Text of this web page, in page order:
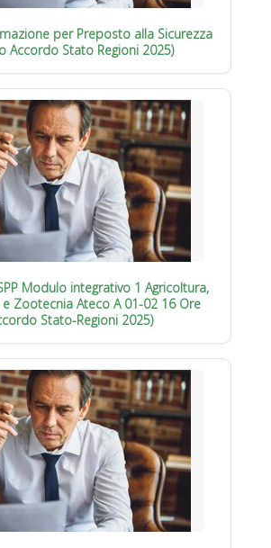
per Preposto alla Sicurezza
Accordo Stato Regioni 2025)
Modulo integrativo 1 Agricoltura,
e Zootecnia Ateco A 01-02 16 Ore
Stato-Regioni 2025)